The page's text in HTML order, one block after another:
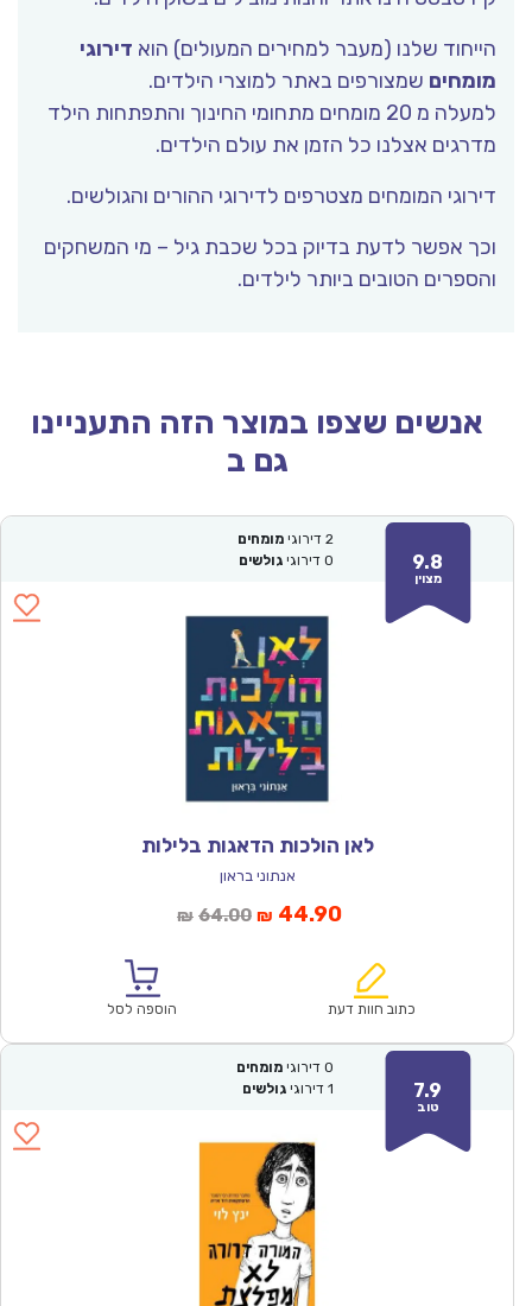
הייחוד שלנו (מעבר למחירים המעולים) הוא דירוגי
מומחים שמצורפים באתר למוצרי הילדים.
למעלה מ 20 מומחים מתחומי החינוך והתפתחות הילד
מדרגים אצלנו כל הזמן את עולם הילדים.
דירוגי המומחים מצטרפים לדירוגי ההורים והגולשים.
וכך אפשר לדעת בדיוק בכל שכבת גיל – מי המשחקים
והספרים הטובים ביותר לילדים.
אנשים שצפו במוצר הזה התעניינו
גם ב
9.8
מצוין
2 דירוגי מומחים
0 דירוגי גולשים
לאן הולכות הדאגות בלילות
אנתוני בראון
₪ 64.00המחיר
₪64.00.
₪ 44.90המחיר
הוא:
כתוב חוות דעת הוספה לסל
7.9
טוב
0 דירוגי מומחים
1 דירוגי גולשים